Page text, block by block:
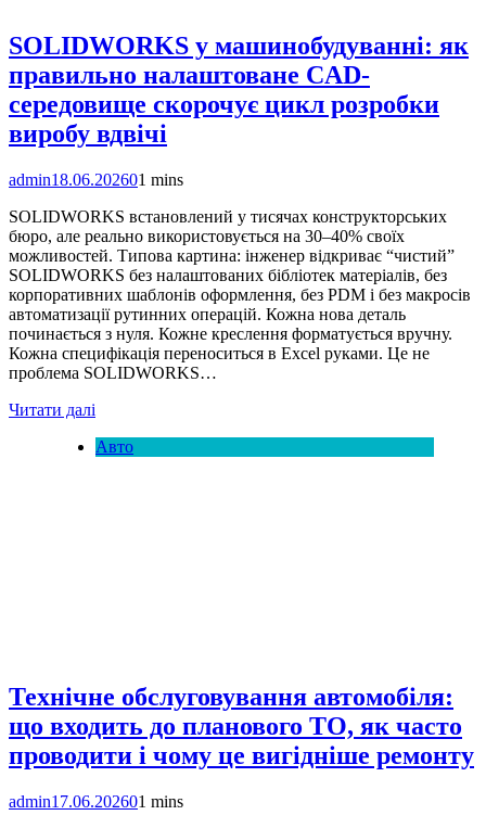
SOLIDWORKS у машинобудуванні: як
правильно налаштоване CAD-
середовище скорочує цикл розробки
виробу вдвічі
admin18.06.202601 mins
SOLIDWORKS встановлений у тисячах конструкторських
бюро, але реально використовується на 30–40% своїх
можливостей. Типова картина: інженер відкриває “чистий”
SOLIDWORKS без налаштованих бібліотек матеріалів, без
корпоративних шаблонів оформлення, без PDM і без макросів
автоматизації рутинних операцій. Кожна нова деталь
починається з нуля. Кожне креслення форматується вручну.
Кожна специфікація переноситься в Excel руками. Це не
проблема SOLIDWORKS…
Читати далі
Авто
Технічне обслуговування автомобіля:
що входить до планового ТО, як часто
проводити і чому це вигідніше ремонту
admin17.06.202601 mins